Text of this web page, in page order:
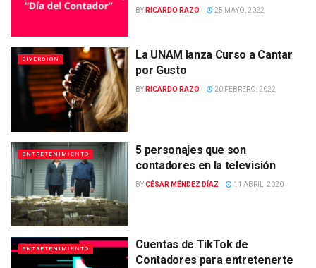
BY RICARDO RAZO 25 MAYO, 2022
DIVERSIÓN
La UNAM lanza Curso a Cantar
por Gusto
BY RICARDO RAZO 20 FEBRERO, 2022
ENTRETENIMIENTO
5 personajes que son
contadores en la televisión
BYCÉSAR MÉNDEZ DÍAZ 11 ABRIL, 2020
ENTRETENIMIENTO
Cuentas de TikTok de
Contadores para entretenerte